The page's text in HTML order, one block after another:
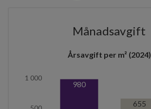
Månadsavgift
Årsavgift per m² (2024)
1 000
980
655